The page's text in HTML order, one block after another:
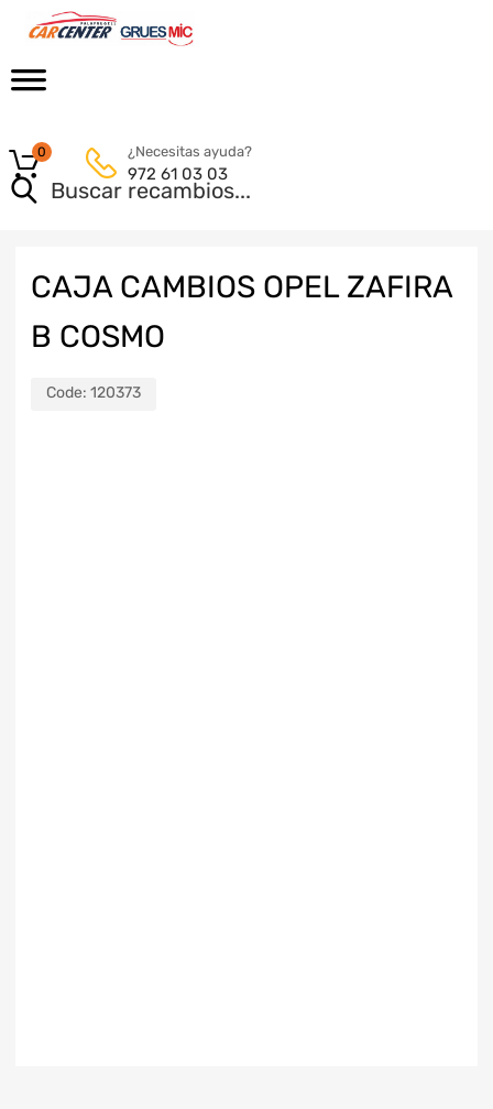
¿Necesitas ayuda?
972 61 03 03
0
CAJA CAMBIOS OPEL ZAFIRA
B COSMO
Code: 120373